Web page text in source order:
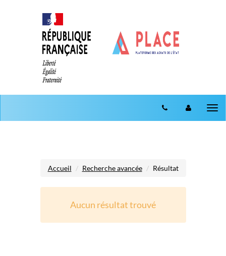
Accueil Recherche avancée Résultat
Aucun résultat trouvé